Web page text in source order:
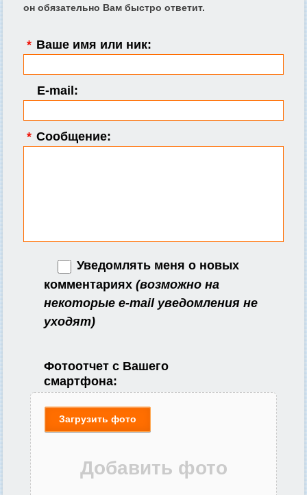
он обязательно Вам быстро ответит.
* Ваше имя или ник:
E-mail:
* Сообщение:
Уведомлять меня о новых
комментариях (возможно на
некоторые e-mail уведомления не
уходят)
Фотоотчет с Вашего
смартфона:
Загрузить фото